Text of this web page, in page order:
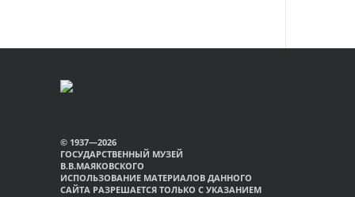
© 1937—2026
ГОСУДАРСТВЕННЫЙ МУЗЕЙ
В.В.МАЯКОВСКОГО
ИСПОЛЬЗОВАНИЕ МАТЕРИАЛОВ ДАННОГО
САЙТА РАЗРЕШАЕТСЯ ТОЛЬКО С УКАЗАНИЕМ